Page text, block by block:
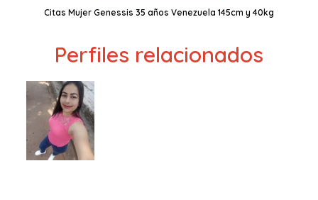
Citas Mujer Genessis 35 años Venezuela 145cm y 40kg
Perfiles relacionados